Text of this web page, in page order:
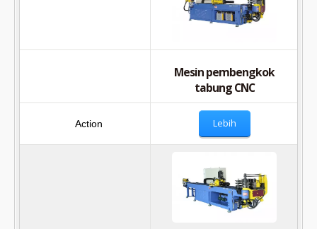
Mesin pembengkok
tabung CNC
Lebih